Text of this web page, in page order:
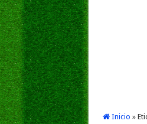
Inicio »